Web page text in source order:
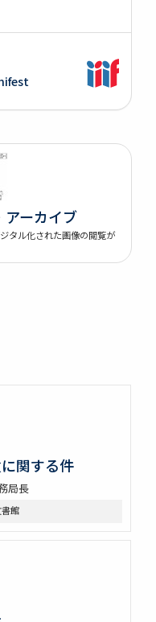
アーカイブ
タル化された画像の閲覧が
関する件
局長
館